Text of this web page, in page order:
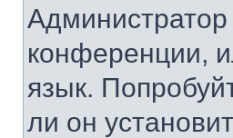
конференции,
язык.
ли он